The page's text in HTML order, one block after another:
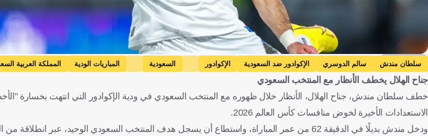
Getty Images
سلطان مندش سالم الدوسري الإكوادور ضد السعودية الإكوادور السعودية المباريات الودية المملكة العربية
كرة قدم
جناح الهلال يخطف الأنظار مع المنتخب السعودي
الاستعدادات الأخيرة لخوض منافسات كأس العالم 2026.
ودخل مندش بديلًا في الدقيقة 62 من عمر المباراة، واستطاع أن يسجل هدف المنتخب السعودي الوحيد، عبر